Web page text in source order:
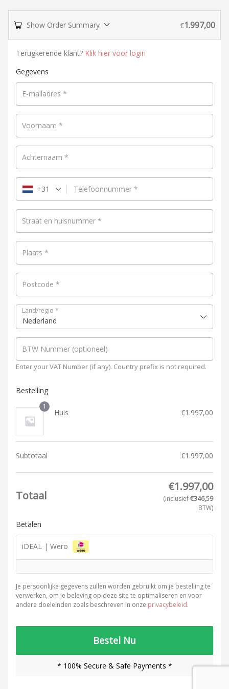
Show Order Summary €1.997,00
Terugkerende klant? Klik hier voor login
Gegevens
E-mailadres *
Voornaam *
Achternaam *
Telefoonnummer *
+31
Straat en huisnummer *
Plaats *
Postcode *
Land/regio *
Nederland
BTW Nummer (optioneel)
Enter your VAT Number (if any). Country prefix is not required.
Bestelling
1
Huis €1.997,00
Subtotaal €1.997,00
Totaal
€1.997,00
(inclusief€346,59
BTW)
Betalen
iDEAL | Wero
Je persoonlijke gegevens zullen worden gebruikt om je bestelling te
verwerken, om je beleving op deze site te optimaliseren en voor
andere doeleinden zoals beschreven in onze privacybeleid.
Bestel Nu
* 100% Secure & Safe Payments *